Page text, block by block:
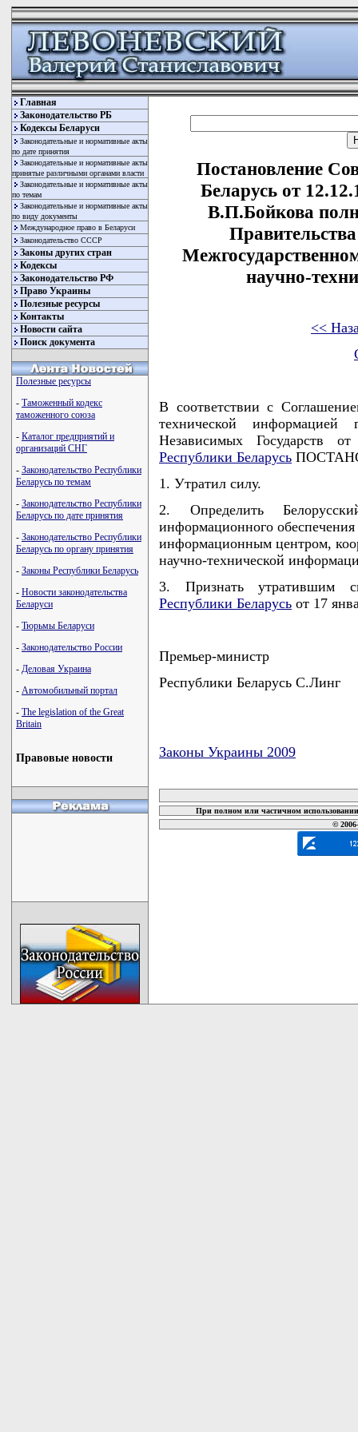
Главная
Законодательство РБ
Кодексы Беларуси
Законодательные и нормативные акты
по дате принятия
Законодательные и нормативные акты
принятые различными органами власти
Законодательные и нормативные акты
по темам
Законодательные и нормативные акты
по виду документы
Международное право в Беларуси
Законодательство СССР
Законы других стран
Кодексы
Законодательство РФ
Право Украины
Полезные ресурсы
Контакты
Новости сайта
Поиск документа
Полезные ресурсы
- Таможенный кодекс
таможенного союза
- Каталог предприятий и
организаций СНГ
- Законодательство Республики
Беларусь по темам
- Законодательство Республики
Беларусь по дате принятия
- Законодательство Республики
Беларусь по органу принятия
- Законы Республики Беларусь
- Новости законодательства
Беларуси
- Тюрьмы Беларуси
- Законодательство России
- Деловая Украина
- Автомобильный портал
- The legislation of the Great
Britain
Правовые новости
Постановление
Беларусь от
В.П.Бойкова
научно-
<<
В соответствии с
технической информацией
Независимых
Республики Беларусь
1. Утратил силу.
2. Определить
информационного
информационным центром,
научно-технической
3. Признать утратившим
Республики Беларусь от 17
Премьер-министр
Республики Беларусь С.Линг
Законы Украины 2009
При полном или частичном
©